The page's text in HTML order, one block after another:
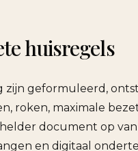
huisregels
geformuleerd,
roken, maximale
document op
en digitaal